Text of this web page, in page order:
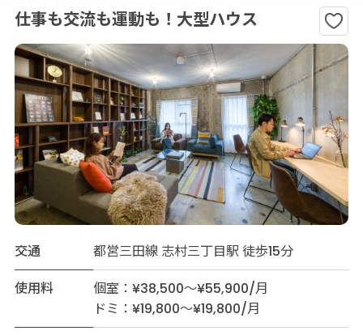
仕事も交流も運動も！大型ハウス
交通
都営三田線 志村三丁目駅 徒歩15分
使用料
個室：¥38,500～¥55,900/月
ドミ：¥19,800～¥19,800/月